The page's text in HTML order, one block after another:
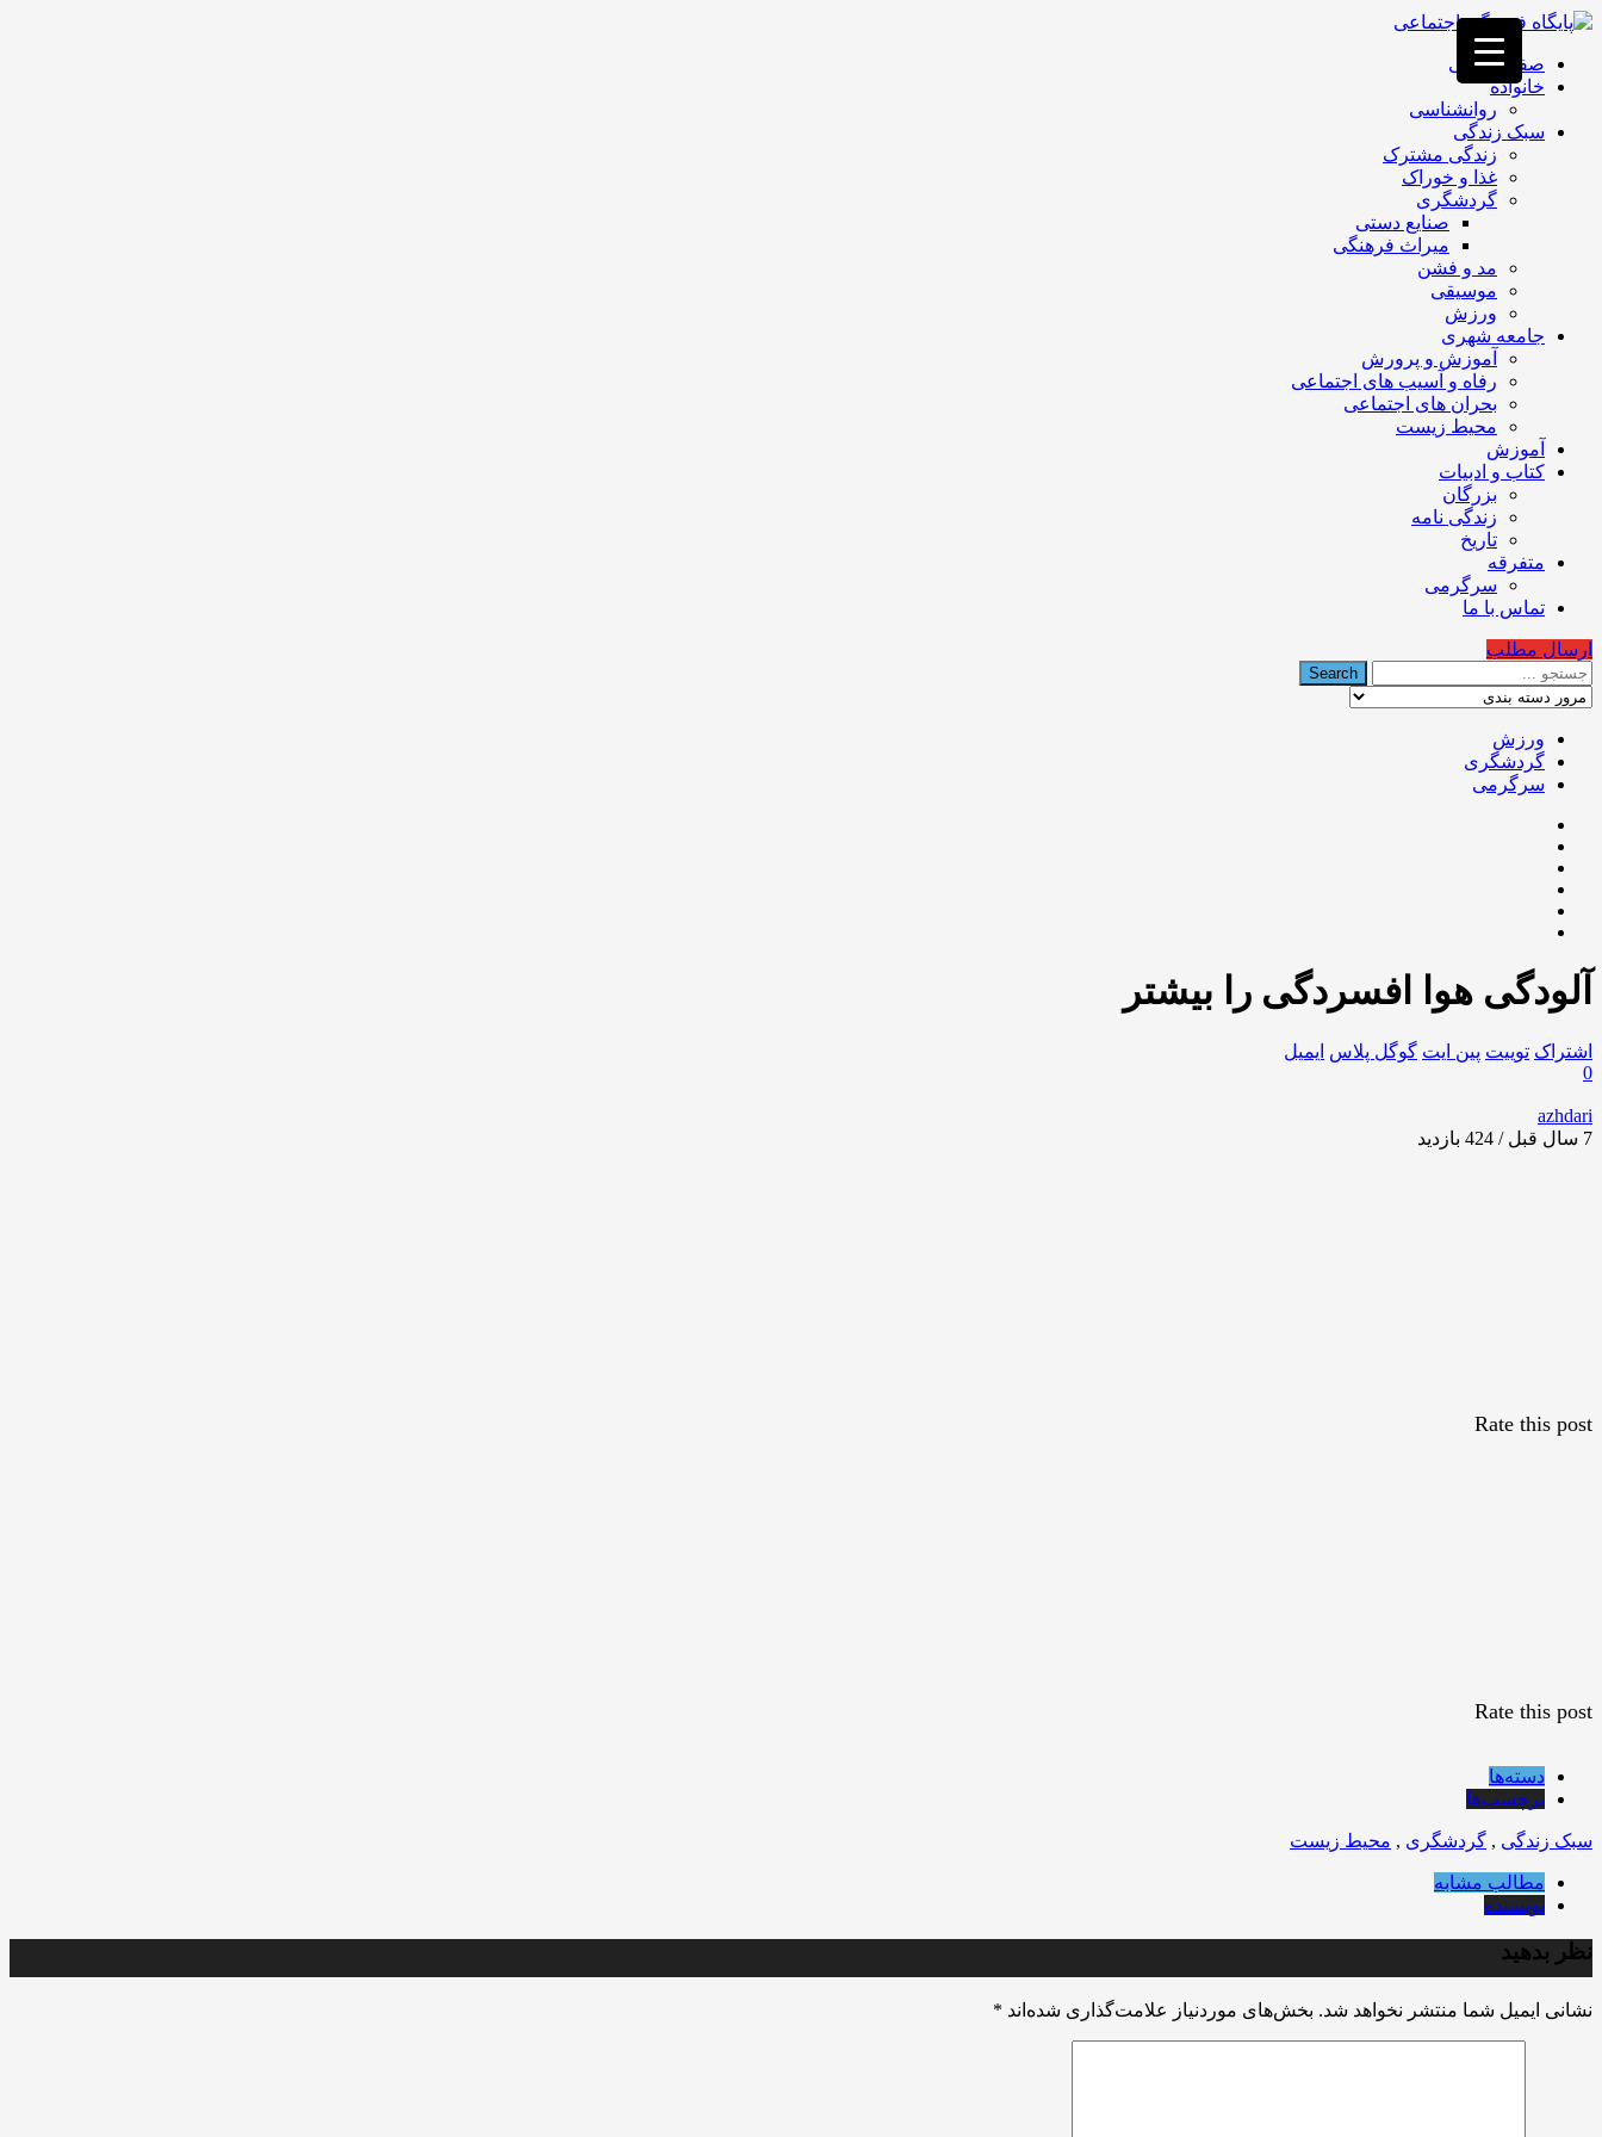
فصد
غرب
تهران
خشکشویی
تصفیه
تهران
صفحه اصلی
خانواده
روانشناسی
سبک زندگی
زندگی مشترک
غذا و خوراک
گردشگری
صنایع دستی
میراث فرهنگی
مد و فشن
موسیقی
ورزش
جامعه شهری
آموزش و پرورش
رفاه و آسیب های اجتماعی
بحران های اجتماعی
محیط زیست
آموزش
کتاب و ادبیات
بزرگان
زندگی نامه
تاریخ
متفرقه
سرگرمی
تماس با ما
ارسال مطلب
ورزش
گردشگری
سرگرمی
آلودگی هوا افسردگی را بیشتر
اشتراک توییت پین ایت گوگل‌ پلاس ایمیل
0
azhdari
7 سال قبل / 424
بازدید
Rate this post
Rate this post
دسته‌ها
برچسب‌ها
سبک زندگی , گردشگری , محیط زیست
مطالب مشابه
نویسنده
نظر بدهید
نشانی ایمیل شما منتشر نخواهد شد. بخش‌های موردنیاز علامت‌گذاری شده‌اند *